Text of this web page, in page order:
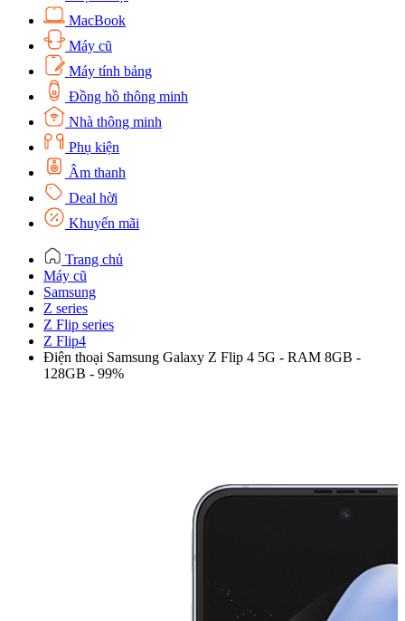
MacBook
Máy cũ
Máy tính bảng
Đồng hồ thông minh
Nhà thông minh
Phụ kiện
Âm thanh
Deal hời
Khuyến mãi
Trang chủ
Máy cũ
Samsung
Z series
Z Flip series
Z Flip4
Điện thoại Samsung Galaxy Z Flip 4 5G - RAM 8GB -
128GB - 99%